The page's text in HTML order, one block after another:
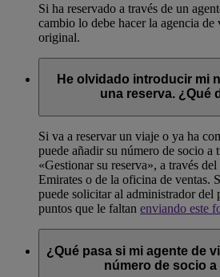
Si ha reservado a través de un
cambio lo debe hacer la agencia de
original.
He olvidado introducir mi
una reserva. ¿Qué
Si va a reservar un viaje o ya ha
puede añadir su número de socio a
«Gestionar su reserva», a través
Emirates o de la oficina de ventas.
puede solicitar al administrador del
puntos que le faltan enviando este
¿Qué pasa si mi agente de
número de socio a